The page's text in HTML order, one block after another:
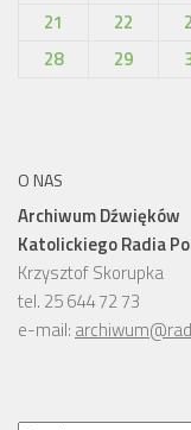
21
22
28
29
O NAS
Archiwum Dźwięków
Katolickiego Radia
Krzysztof Skorupka
tel. 25 644 72 73
e-mail: